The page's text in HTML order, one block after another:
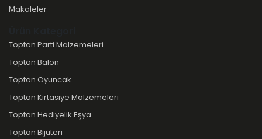
Makaleler
Toptan Parti Malzemeleri
Toptan Balon
Toptan Oyuncak
Toptan Kırtasiye Malzemeleri
Toptan Hediyelik Eşya
Toptan Bijuteri